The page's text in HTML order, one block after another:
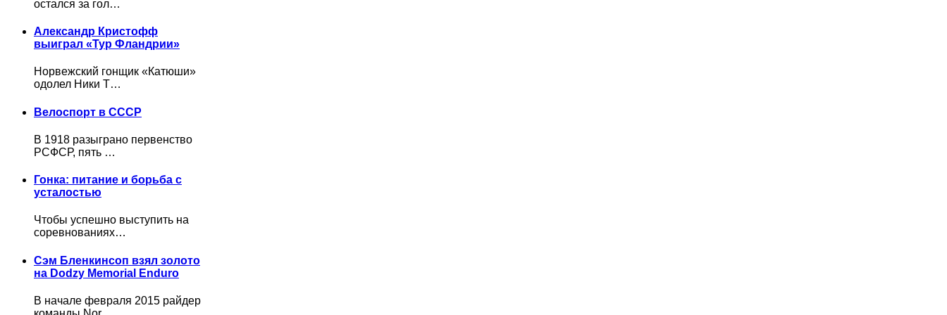
остался за гол…
Александр Кристофф
выиграл «Тур Фландрии»
Норвежский гонщик «Катюши»
одолел Ники Т…
Велоспорт в СССР
В 1918 разыграно первенство
РСФСР, пять …
Гонка: питание и борьба с
усталостью
Чтобы успешно выступить на
соревнованиях…
Сэм Бленкинсоп взял золото
на Dodzy Memorial Enduro
В начале февраля 2015 райдер